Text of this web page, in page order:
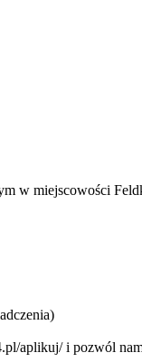
w miejscowości
aplikuj/ i pozwól